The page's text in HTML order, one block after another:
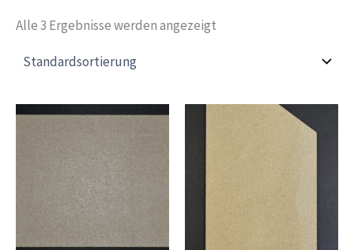
Alle 3 Ergebnisse werden angezeigt